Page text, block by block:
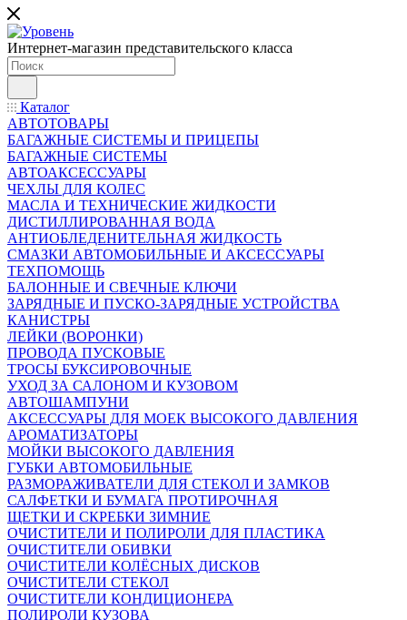
Интернет-магазин представительского класса
Каталог
АВТОТОВАРЫ
БАГАЖНЫЕ СИСТЕМЫ И ПРИЦЕПЫ
БАГАЖНЫЕ СИСТЕМЫ
АВТОАКСЕССУАРЫ
ЧЕХЛЫ ДЛЯ КОЛЕС
МАСЛА И ТЕХНИЧЕСКИЕ ЖИДКОСТИ
ДИСТИЛЛИРОВАННАЯ ВОДА
АНТИОБЛЕДЕНИТЕЛЬНАЯ ЖИДКОСТЬ
СМАЗКИ АВТОМОБИЛЬНЫЕ И АКСЕССУАРЫ
ТЕХПОМОЩЬ
БАЛОННЫЕ И СВЕЧНЫЕ КЛЮЧИ
ЗАРЯДНЫЕ И ПУСКО-ЗАРЯДНЫЕ УСТРОЙСТВА
КАНИСТРЫ
ЛЕЙКИ (ВОРОНКИ)
ПРОВОДА ПУСКОВЫЕ
ТРОСЫ БУКСИРОВОЧНЫЕ
УХОД ЗА САЛОНОМ И КУЗОВОМ
АВТОШАМПУНИ
АКСЕССУАРЫ ДЛЯ МОЕК ВЫСОКОГО ДАВЛЕНИЯ
АРОМАТИЗАТОРЫ
МОЙКИ ВЫСОКОГО ДАВЛЕНИЯ
ГУБКИ АВТОМОБИЛЬНЫЕ
РАЗМОРАЖИВАТЕЛИ ДЛЯ СТЕКОЛ И ЗАМКОВ
САЛФЕТКИ И БУМАГА ПРОТИРОЧНАЯ
ЩЕТКИ И СКРЕБКИ ЗИМНИЕ
ОЧИСТИТЕЛИ И ПОЛИРОЛИ ДЛЯ ПЛАСТИКА
ОЧИСТИТЕЛИ ОБИВКИ
ОЧИСТИТЕЛИ КОЛЁСНЫХ ДИСКОВ
ОЧИСТИТЕЛИ СТЕКОЛ
ОЧИСТИТЕЛИ КОНДИЦИОНЕРА
ПОЛИРОЛИ КУЗОВА